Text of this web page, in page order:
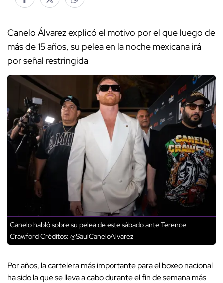
Canelo Álvarez explicó el motivo por el que luego de
más de 15 años, su pelea en la noche mexicana irá
por señal restringida
Canelo habló sobre su pelea de este sábado ante Terence
CrawfordCréditos: @SaulCaneloAlvarez
Por años, la cartelera más importante para el boxeo nacional
ha sido la que se lleva a cabo durante el fin de semana más